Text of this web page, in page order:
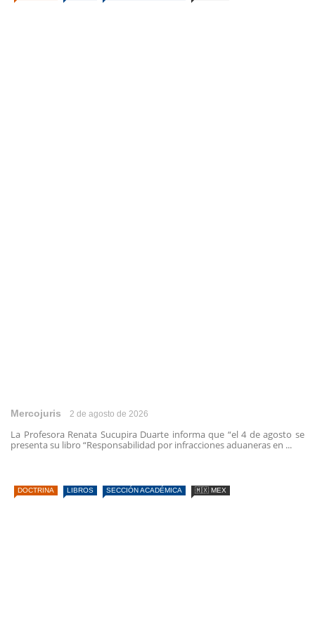
Mercojuris 2 de agosto de 2026
La Profesora Renata Sucupira Duarte informa que “el 4 de agosto se
presenta su libro “Responsabilidad por infracciones aduaneras en ...
DOCTRINA LIBROS SECCIÓN ACADÉMICA 🇲🇽 MEX